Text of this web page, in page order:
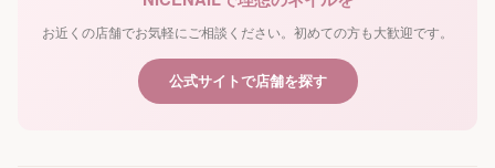
お近くの店舗でお気軽にご相談ください。初めての方も大歓迎です。
公式サイトで店舗を探す